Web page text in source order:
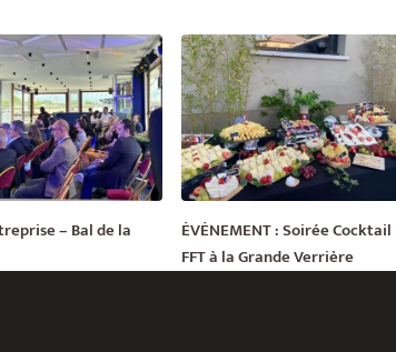
– Bal de la
ÉVÉNEMENT : Soirée Cocktail
FFT à la Grande Verrière